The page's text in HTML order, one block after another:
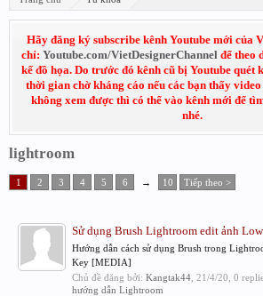
Hãy đăng ký subscribe kênh Youtube mới của
chỉ: Youtube.com/VietDesignerChannel để theo
kế đồ họa. Do trước đó kênh cũ bị Youtube quét
thời gian chờ kháng cáo nếu các bạn thấy
không xem được thì có thể vào kênh mới để
nhé.
lightroom
1 2 3 4 5 6 → 10 Tiếp theo >
Sử dụng Brush Lightroom edit ảnh
Hướng dẫn cách sử dụng Brush trong
Key [MEDIA]
Chủ đề đăng bởi: Kangtak44 21/4/20 , 0
hướng dẫn Lightroom